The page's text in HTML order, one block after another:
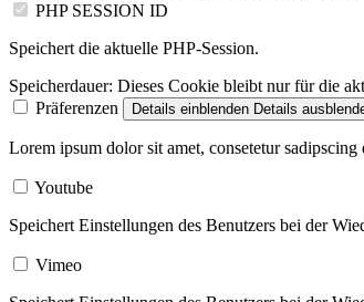
PHP SESSION ID
Speichert die aktuelle PHP-Session.
Speicherdauer: Dieses Cookie bleibt nur für die
Präferenzen
Details einblenden Details
Lorem ipsum dolor sit amet, consetetur
Youtube
Speichert Einstellungen des Benutzers bei der
Vimeo